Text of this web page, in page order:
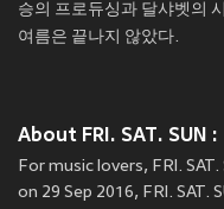
승의 프로듀싱과 달샤벳의
여름은 끝나지 않았다.
About FRI. SAT. SUN :
For music lovers, FRI.
on 29 Sep 2016, FRI.